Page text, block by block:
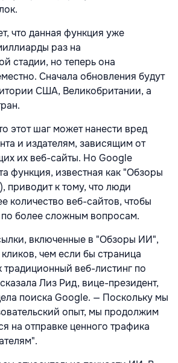
что данная функция уже
раз на
стадии, но теперь она
Сначала обновления будут
США, Великобритании, а
этот шаг может нанести вред
и издателям, зависящим от
их веб-сайты. Но Google
функция, известная как "Обзоры
приводит к тому, что люди
количество веб-сайтов, чтобы
более сложным вопросам.
включенные в "Обзоры ИИ",
чем если бы страница
традиционный веб-листинг по
Лиз Рид, вице-президент,
поиска Google. — Поскольку мы
опыт, мы продолжим
на отправке ценного трафика